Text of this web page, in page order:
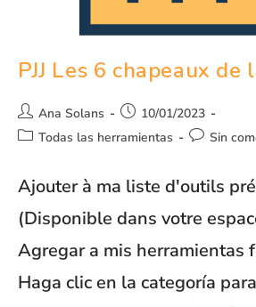
PJJ Les 6 chapeaux
Ana Solans
10/01/2023
Todas las herramientas
Sin
Ajouter à ma liste d'outils
(Disponible dans votre
Agregar a mis herramientas
Haga clic en la categoría